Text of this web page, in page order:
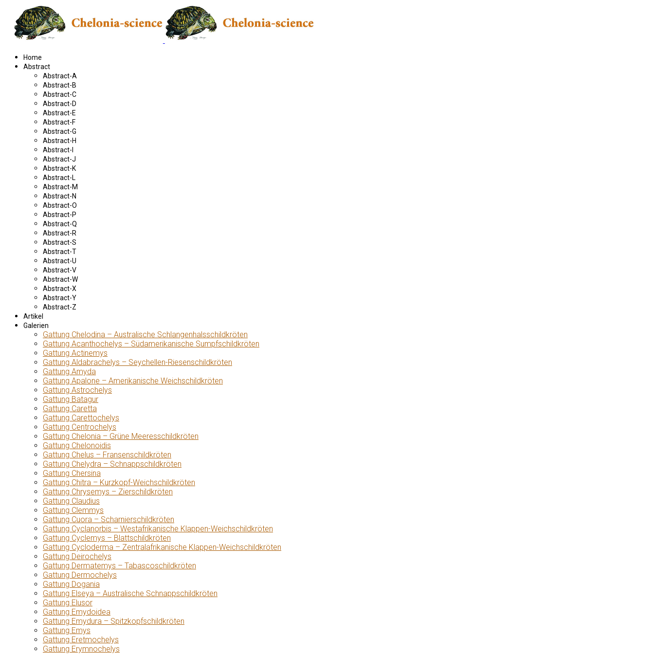
Home
Abstract
Abstract-A
Abstract-B
Abstract-C
Abstract-D
Abstract-E
Abstract-F
Abstract-G
Abstract-H
Abstract-I
Abstract-J
Abstract-K
Abstract-L
Abstract-M
Abstract-N
Abstract-O
Abstract-P
Abstract-Q
Abstract-R
Abstract-S
Abstract-T
Abstract-U
Abstract-V
Abstract-W
Abstract-X
Abstract-Y
Abstract-Z
Artikel
Galerien
Gattung Chelodina – Australische Schlangenhalsschildkröten
Gattung Acanthochelys – Südamerikanische Sumpfschildkröten
Gattung Actinemys
Gattung Aldabrachelys – Seychellen-Riesenschildkröten
Gattung Amyda
Gattung Apalone – Amerikanische Weichschildkröten
Gattung Astrochelys
Gattung Batagur
Gattung Caretta
Gattung Carettochelys
Gattung Centrochelys
Gattung Chelonia – Grüne Meeresschildkröten
Gattung Chelonoidis
Gattung Chelus – Fransenschildkröten
Gattung Chelydra – Schnappschildkröten
Gattung Chersina
Gattung Chitra – Kurzkopf-Weichschildkröten
Gattung Chrysemys – Zierschildkröten
Gattung Claudius
Gattung Clemmys
Gattung Cuora – Scharnierschildkröten
Gattung Cyclanorbis – Westafrikanische Klappen-Weichschildkröten
Gattung Cyclemys – Blattschildkröten
Gattung Cycloderma – Zentralafrikanische Klappen-Weichschildkröten
Gattung Deirochelys
Gattung Dermatemys – Tabascoschildkröten
Gattung Dermochelys
Gattung Dogania
Gattung Elseya – Australische Schnappschildkröten
Gattung Elusor
Gattung Emydoidea
Gattung Emydura – Spitzkopfschildkröten
Gattung Emys
Gattung Eretmochelys
Gattung Erymnochelys